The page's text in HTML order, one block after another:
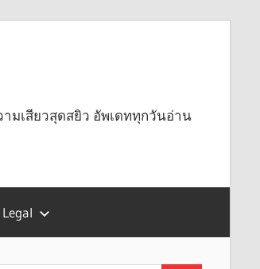
ามเสียวสุดสยิว อัพเดททุกวันอ่าน
Legal